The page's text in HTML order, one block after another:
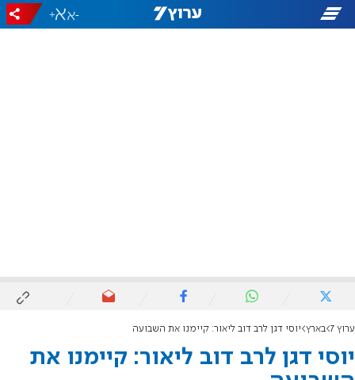
-
+
ערוץ 7 בארץ יוסי דגן לרב דוב ליאור: קיימנו את השבועה
יוסי דגן לרב דוב ליאור: קיימנו את